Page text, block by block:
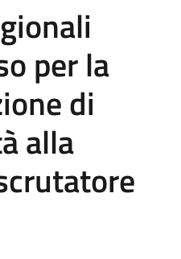
per la
di
alla